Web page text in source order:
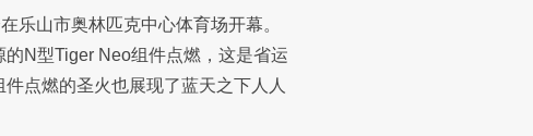
乐山市奥林匹克中心体育场开幕。
N型Tiger Neo组件点燃，这是省运
点燃的圣火也展现了蓝天之下人人